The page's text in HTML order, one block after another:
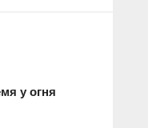
у огня